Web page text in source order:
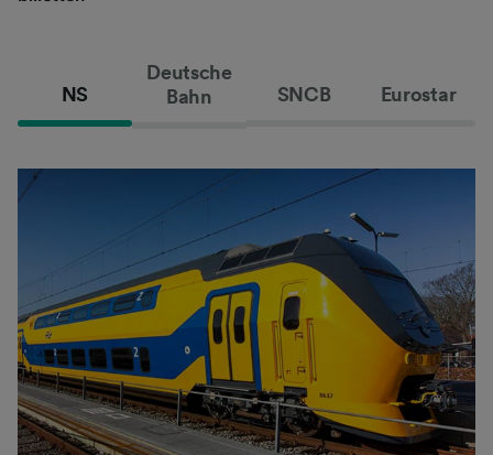
NS
Deutsche
Bahn
SNCB Eurostar